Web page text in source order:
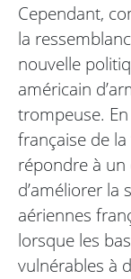
Cependant,
la
nouvelle
américain
trompeuse.
française de la
répondre à un
d’améliorer la
aériennes
lorsque les
vulnérables à